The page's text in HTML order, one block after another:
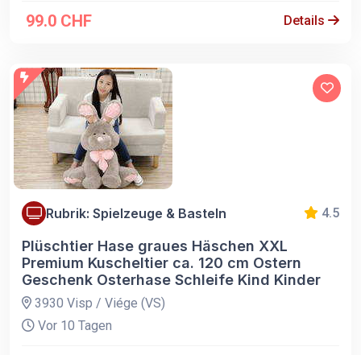
99.0 CHF Details
Rubrik: Spielzeuge & Basteln 4.5
Plüschtier Hase graues Häschen XXL
Premium Kuscheltier ca. 120 cm Ostern
Geschenk Osterhase Schleife Kind Kinder
3930 Visp / Viége (VS)
Vor 10 Tagen